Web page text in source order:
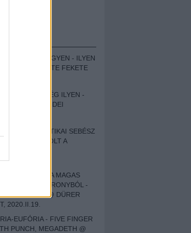
TÁBOR A HEGYEN - ILYEN
A VÍRUS SZÜLTE FEKETE
FESZTIVÁL
NEM VOLT MÉG ILYEN -
AZ IDEI
HALLÁSPLASZTIKAI SEBÉSZ
- ILYEN VOLT A
FÉRFIBÁNAT A MAGAS
-
KLONE @ DÜRER
2020.II.19.
EUFÓRIA - FIVE FINGER
PUNCH, MEGADETH @